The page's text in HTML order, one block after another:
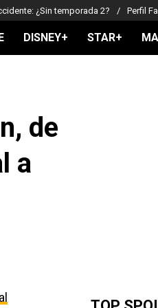
¿Sin temporada 2? Perfil
DISNEY+ STAR+
de
a